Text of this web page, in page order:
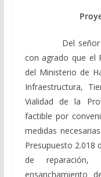
Del señor
con agrado que el
del Ministerio de
Infraestructura,
Vialidad de la
factible por
medidas
Presupuesto 2.018
de reparación,
ensanchamiento